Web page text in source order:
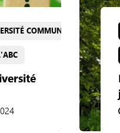
COMMUNALE